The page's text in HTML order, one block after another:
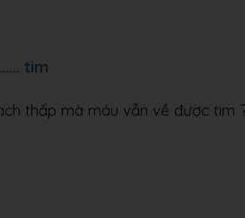
tim
thấp mà máu vẫn về được tim